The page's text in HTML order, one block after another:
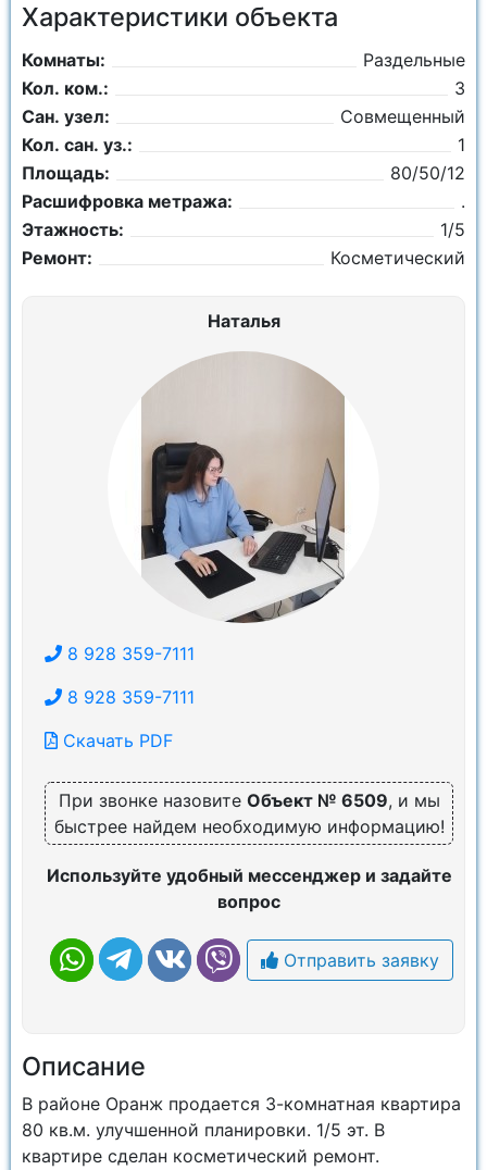
Характеристики объекта
Комнаты:
Раздельные
Кол. ком.:
3
Сан. узел:
Совмещенный
Кол. сан. уз.:
1
Площадь:
80/50/12
Расшифровка метража:
.
Этажность:
1/5
Ремонт:
Косметический
Наталья
8 928 359-7111
8 928 359-7111
Скачать PDF
При звонке назовите Объект № 6509, и мы
быстрее найдем необходимую информацию!
Используйте удобный мессенджер и задайте
вопрос
Отправить заявку
Описание
В районе Оранж продается 3-комнатная квартира
80 кв.м. улучшенной планировки. 1/5 эт. В
квартире сделан косметический ремонт.